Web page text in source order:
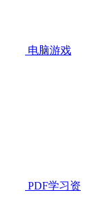
电脑游戏
PDF学习资